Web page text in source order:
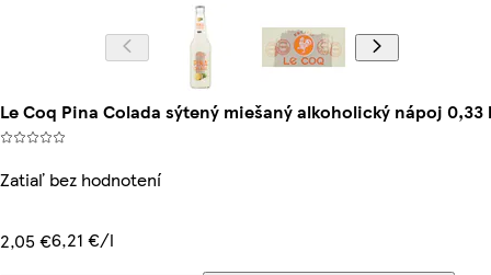
Le Coq Pina Colada sýtený miešaný alkoholický nápoj 0,33 l
Zatiaľ bez hodnotení
2,05 €6,21 €/l